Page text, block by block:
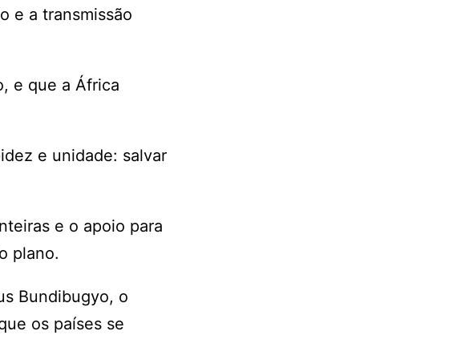
e a transmissão
e que a África
e unidade: salvar
e o apoio para
plano.
Bundibugyo, o
os países se